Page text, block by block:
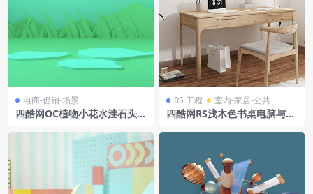
电商-促销-场景
四酷网OC植物小花水洼石头环
RS 工程 室内-家居-公共
四酷网RS浅木色书桌电脑与室